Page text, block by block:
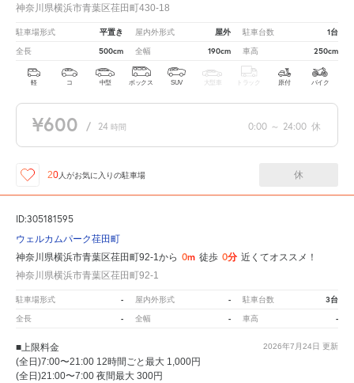
神奈川県横浜市青葉区荏田町430-18
駐車場形式 平置き 屋内外形式 屋外 駐車台数 1台
全長 500cm 全幅 190cm 車高 250cm
軽 コ 中型 ボックス SUV 大型車 トラック 原付 バイク
¥600 / 24 時間 0:00 ～ 24:00 休
20 人がお気に入りの駐車場 休
ID:305181595
ウェルカムパーク荏田町
神奈川県横浜市青葉区荏田町92-1から 0m 徒歩 0分 近くてオススメ！
神奈川県横浜市青葉区荏田町92-1
駐車場形式 - 屋内外形式 - 駐車台数 3台
全長 - 全幅 - 車高 -
2026年7月24日 更新
■上限料金
(全日)7:00〜21:00 12時間ごと最大 1,000円
(全日)21:00〜7:00 夜間最大 300円